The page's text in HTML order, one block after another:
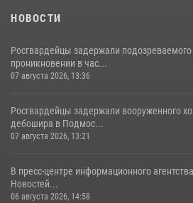
НОВОСТИ
Росгвардейцы задержали
проникновении в час...
07 августа 2026, 13:36
Росгвардейцы задержали вооруженного
дебошира в Подмос...
07 августа 2026, 13:21
В пресс-центре информационного
Новостей...
06 августа 2026, 14:58